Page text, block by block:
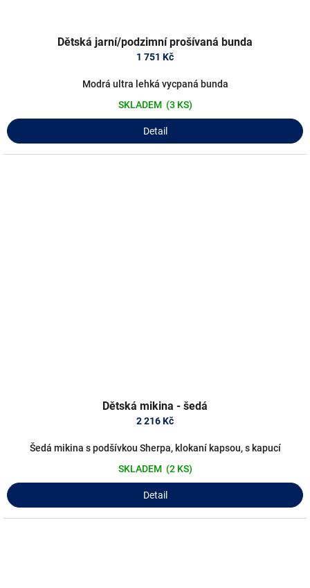
Dětská jarní/podzimní prošívaná bunda
1 751 Kč
Modrá ultra lehká vycpaná bunda
SKLADEM (3 KS)
Detail
Dětská mikina - šedá
2 216 Kč
Šedá mikina s podšívkou Sherpa, klokaní kapsou, s kapucí
SKLADEM (2 KS)
Detail